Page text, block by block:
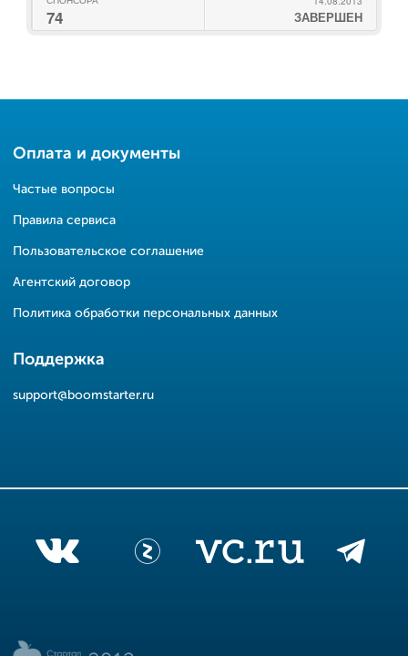
74 ЗАВЕРШЕН
Оплата и документы
Частые вопросы
Правила сервиса
Пользовательское соглашение
Агентский договор
Политика обработки персональных данных
Поддержка
support@boomstarter.ru